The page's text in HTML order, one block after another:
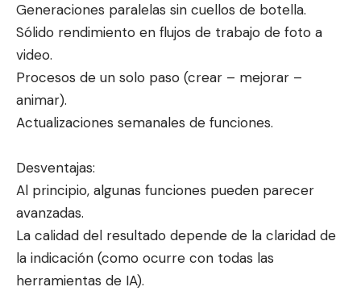
Generaciones paralelas sin cuellos de botella.
Sólido rendimiento en flujos de trabajo de foto a
video.
Procesos de un solo paso (crear – mejorar –
animar).
Actualizaciones semanales de funciones.
Desventajas:
Al principio, algunas funciones pueden parecer
avanzadas.
La calidad del resultado depende de la claridad de
la indicación (como ocurre con todas las
herramientas de IA).